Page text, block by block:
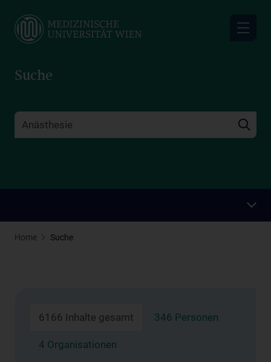
main
Suche
Home Suche
6166 Inhalte gesamt 346 Personen
4 Organisationen